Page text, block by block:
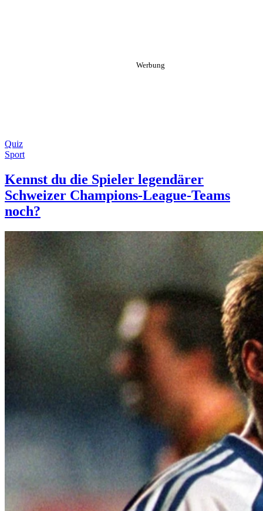
Quiz
Sport
Kennst du die Spieler legendärer
Schweizer Champions-League-Teams
noch?